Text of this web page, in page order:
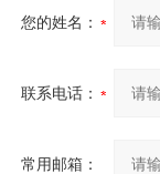
您的姓名：
联系电话：
常用邮箱：